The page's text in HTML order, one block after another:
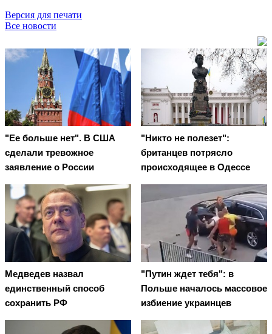
Версия для печати
Все новости
"Ее больше нет". В США
сделали тревожное
заявление о России
"Никто не полезет":
британцев потрясло
происходящее в Одессе
Медведев назвал
единственный способ
сохранить РФ
"Путин ждет тебя": в
Польше началось массовое
избиение украинцев